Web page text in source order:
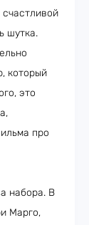
шутка.
который
это
про
набора. В
Марго,